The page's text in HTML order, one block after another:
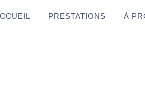
PRESTATIONS À